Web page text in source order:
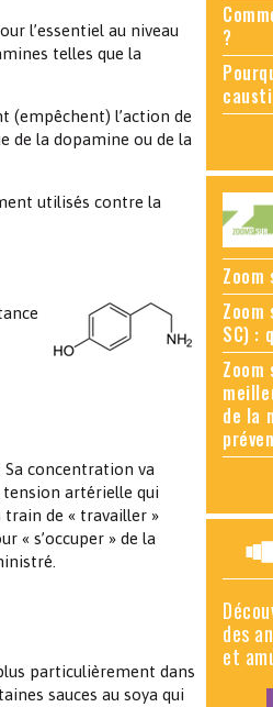
l’essentiel au niveau
telles que la
(empêchent) l’action de
de la dopamine ou de la
utilisés contre la
concentration va
artérielle qui
de « travailler »
« s’occuper » de la
particulièrement dans
sauces au soya qui
?
Zoom
SC) :
Zoom
de la
des
et